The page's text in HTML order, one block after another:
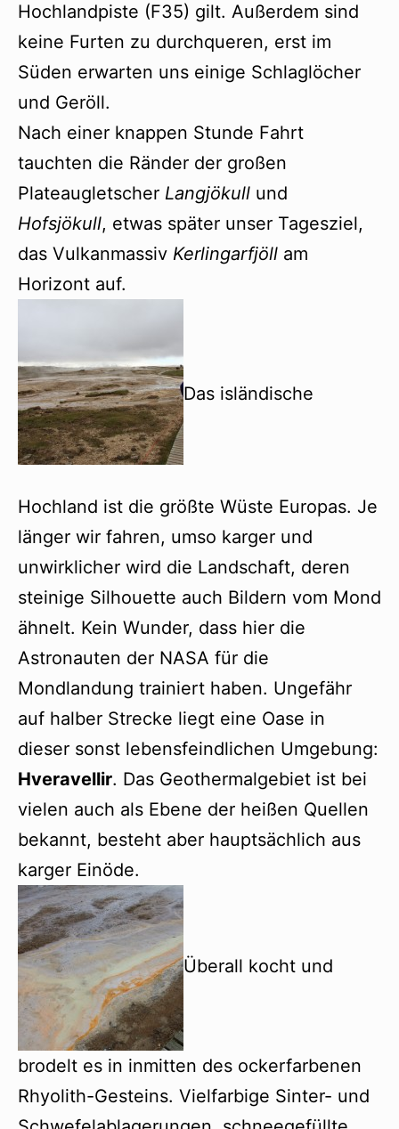
Hochlandpiste (F35) gilt. Außerdem sind
keine Furten zu durchqueren, erst im
Süden erwarten uns einige Schlaglöcher
und Geröll.
Nach einer knappen Stunde Fahrt
tauchten die Ränder der großen
Plateaugletscher Langjökull und
Hofsjökull, etwas später unser Tagesziel,
das Vulkanmassiv Kerlingarfjöll am
Horizont auf.
Das isländische
Hochland ist die größte Wüste Europas. Je
länger wir fahren, umso karger und
unwirklicher wird die Landschaft, deren
steinige Silhouette auch Bildern vom Mond
ähnelt. Kein Wunder, dass hier die
Astronauten der NASA für die
Mondlandung trainiert haben. Ungefähr
auf halber Strecke liegt eine Oase in
dieser sonst lebensfeindlichen Umgebung:
Hveravellir. Das Geothermalgebiet ist bei
vielen auch als Ebene der heißen Quellen
bekannt, besteht aber hauptsächlich aus
karger Einöde.
Überall kocht und
brodelt es in inmitten des ockerfarbenen
Rhyolith-Gesteins. Vielfarbige Sinter- und